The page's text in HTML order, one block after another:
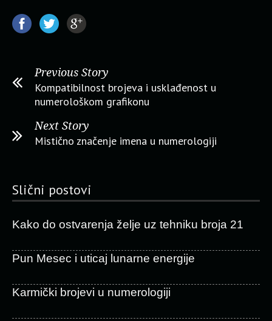
Previous Story
Kompatibilnost brojeva i usklađenost u
numerološkom grafikonu
Next Story
Mistično značenje imena u numerologiji
Slični postovi
Kako do ostvarenja želje uz tehniku broja 21
Pun Mesec i uticaj lunarne energije
Karmički brojevi u numerologiji